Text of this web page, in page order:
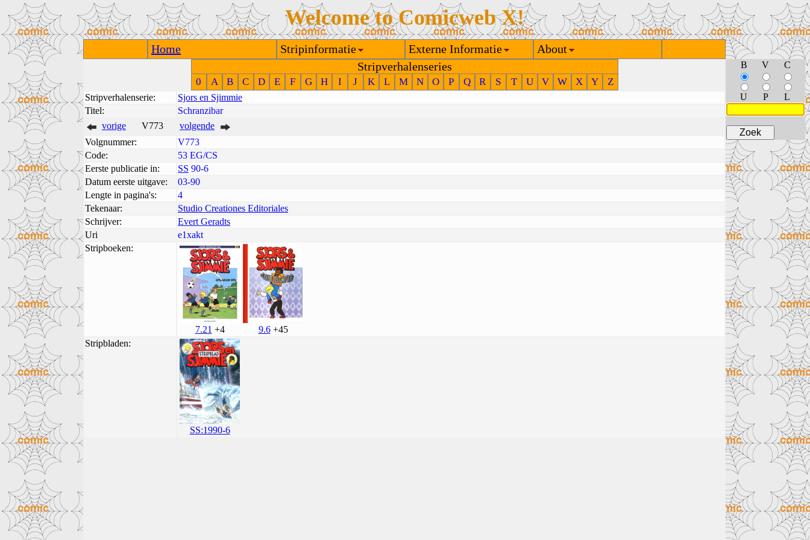
Welcome to Comicweb X!
Home Stripinformatie Externe Informatie
About
Stripverhalenseries
0 A B C D E F G H I J K L M N O P Q R S T U V W X Y Z
Stripverhalenserie:
Sjors en Sjimmie
Titel:
Schranzibar
vorige
V773
volgende
Volgnummer:
V773
Code:
53 EG/CS
Eerste publicatie in:
SS 90-6
Datum eerste uitgave:
03-90
Lengte in pagina's:
4
Tekenaar:
Studio Creationes Editoriales
Schrijver:
Evert Geradts
Uri
e1xakt
Stripboeken:
7.21 +4 9.6+45
Stripbladen:
SS:1990-6
B V C
U P L